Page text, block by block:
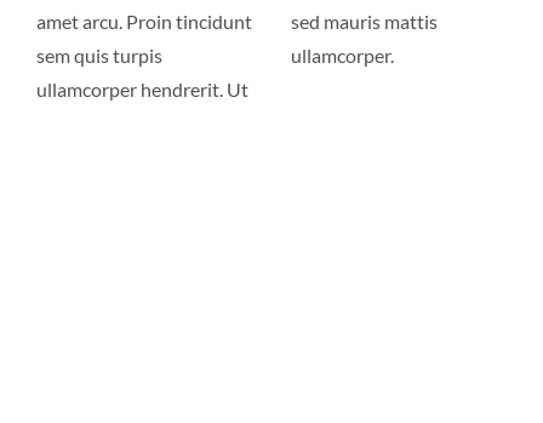
amet arcu. Proin tincidunt
sem quis turpis
ullamcorper hendrerit. Ut
sed mauris mattis
ullamcorper.